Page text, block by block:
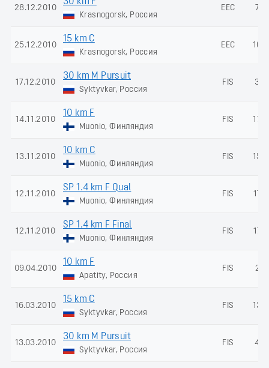
28.12.2010
Krasnogorsk, Россия
EEC 72
25.12.2010
15 km C
Krasnogorsk, Россия
EEC 103
17.12.2010
30 km M Pursuit
Syktyvkar, Россия
FIS 35
14.11.2010
10 km F
Muonio, Финляндия
FIS 172
13.11.2010
10 km C
Muonio, Финляндия
FIS 153
12.11.2010
SP 1.4 km F Qual
Muonio, Финляндия
FIS 177
12.11.2010
SP 1.4 km F Final
Muonio, Финляндия
FIS 177
09.04.2010
10 km F
Apatity, Россия
FIS 21
16.03.2010
15 km C
Syktyvkar, Россия
FIS 133
13.03.2010
30 km M Pursuit
Syktyvkar, Россия
FIS 48